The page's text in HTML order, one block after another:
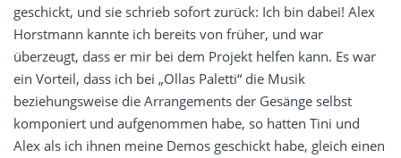
geschickt, und sie schrieb sofort zurück: Ich bin dabei! Alex
Horstmann kannte ich bereits von früher, und war
überzeugt, dass er mir bei dem Projekt helfen kann. Es war
ein Vorteil, dass ich bei „Ollas Paletti“ die Musik
beziehungsweise die Arrangements der Gesänge selbst
komponiert und aufgenommen habe, so hatten Tini und
Alex als ich ihnen meine Demos geschickt habe, gleich einen